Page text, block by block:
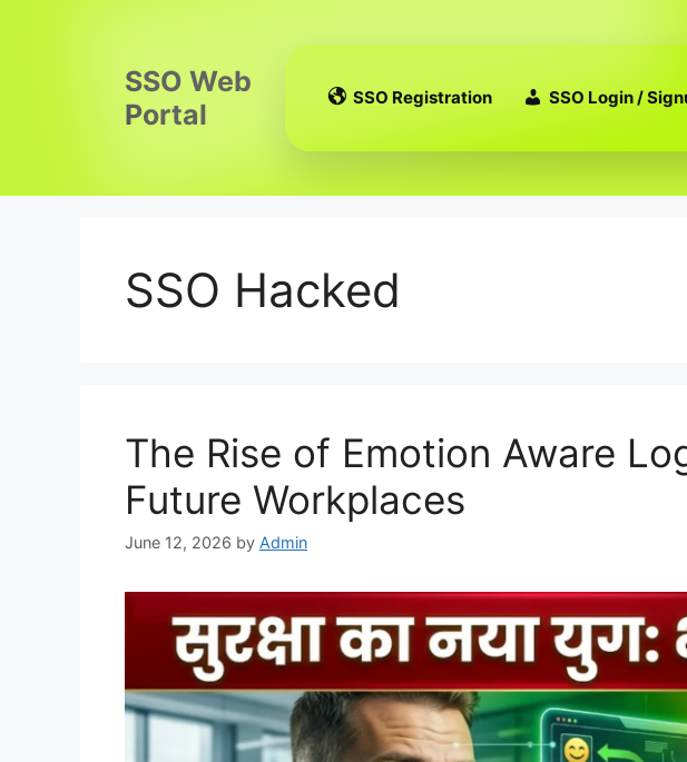
SSO Web
Portal
SSO Registration SSO Login /
SSO Hacked
The Rise of Emotion Aware
Future Workplaces
June 12, 2026 by Admin